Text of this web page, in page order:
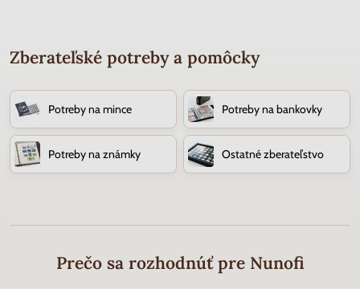
Zberateľské potreby a pomôcky
Potreby na mince Potreby na bankovky
Potreby na známky Ostatné zberateľstvo
Prečo sa rozhodnúť pre Nunofi